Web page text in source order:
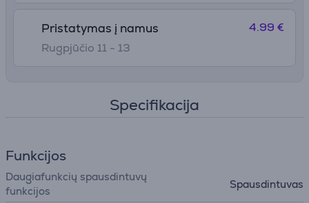
Pristatymas į namus
Rugpjūčio 11 - 13
4.99 €
Specifikacija
Funkcijos
Daugiafunkcių spausdintuvų
funkcijos
Spausdintuvas